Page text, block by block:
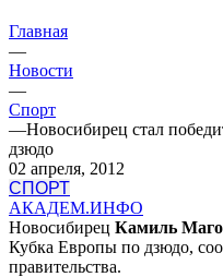
Главная
—
Новости
—
Спорт
—Новосибирец стал
дзюдо
02 апреля, 2012
СПОРТ
АКАДЕМ.ИНФО
Новосибирец Камиль
Кубка Европы по дзюдо,
правительства.